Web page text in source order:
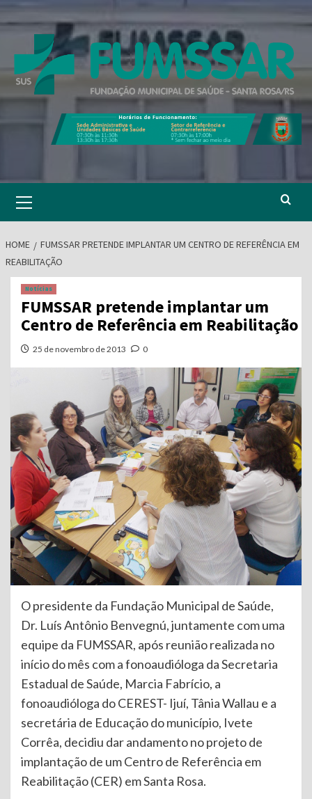
to
Menu
HOME
FUMSSAR PRETENDE IMPLANTAR UM CENTRO DE REFERÊNCIA EM
REABILITAÇÃO
Notícias
FUMSSAR pretende implantar um
Centro de Referência em Reabilitação
25 de novembro de 2013 0
O presidente da Fundação Municipal de Saúde,
Dr. Luís Antônio Benvegnú, juntamente com uma
equipe da FUMSSAR, após reunião realizada no
início do mês com a fonoaudióloga da Secretaria
Estadual de Saúde, Marcia Fabrício, a
fonoaudióloga do CEREST- Ijuí, Tânia Wallau e a
secretária de Educação do município, Ivete
Corrêa, decidiu dar andamento no projeto de
implantação de um Centro de Referência em
Reabilitação (CER) em Santa Rosa.